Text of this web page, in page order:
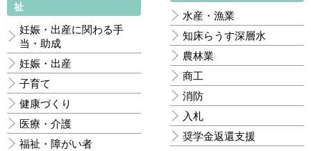
祉
妊娠・出産に関わる手
当・助成
妊娠・出産
子育て
健康づくり
医療・介護
福祉・障がい者
水産・漁業
知床らうす深層水
農林業
商工
消防
入札
奨学金返還支援